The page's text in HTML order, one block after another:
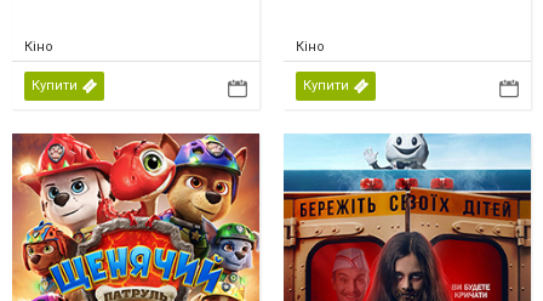
Кіно
Купити
Кіно
Купити